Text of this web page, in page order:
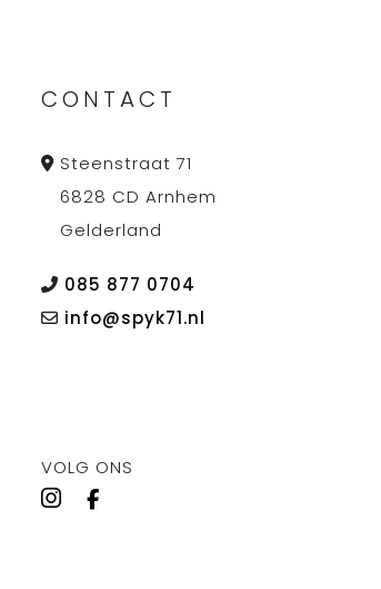
CONTACT
Steenstraat 71
6828 CD Arnhem
Gelderland
085 877 0704
info@spyk71.nl
VOLG ONS